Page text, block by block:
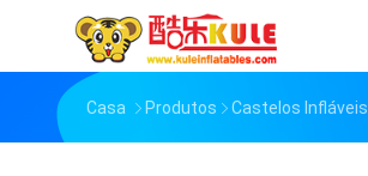
Casa Produtos Castelos Infláveis